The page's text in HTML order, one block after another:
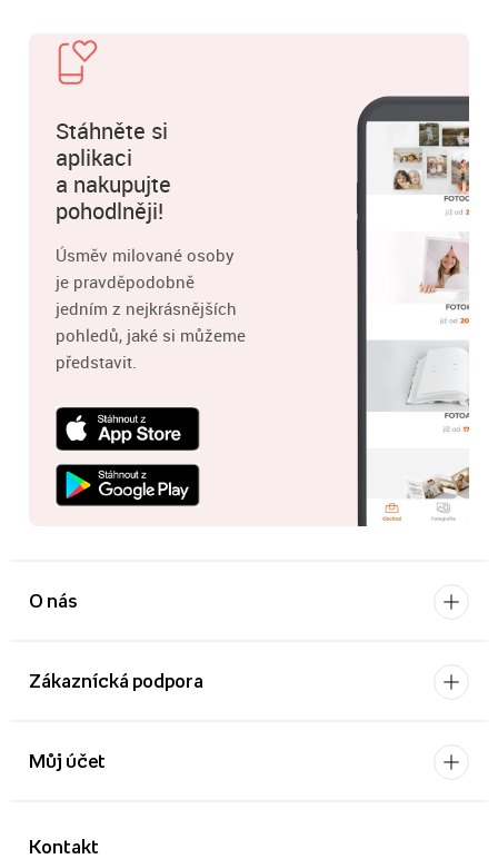
Stáhněte si
aplikaci
a nakupujte
pohodlněji!
Úsměv milované osoby
je pravděpodobně
jedním z nejkrásnějších
pohledů, jaké si můžeme
představit.
O nás
Zákaznícká podpora
Kontakt
Můj účet